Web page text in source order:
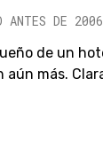
ANTES DE 2006
de un
aún más.